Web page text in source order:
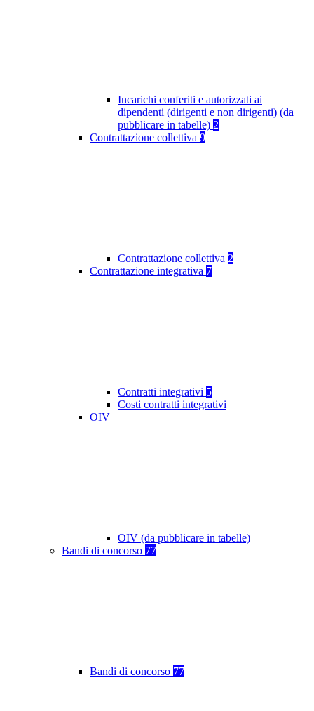
Incarichi conferiti e autorizzati ai
dipendenti (dirigenti e non dirigenti) (da
pubblicare in tabelle) 2
Contrattazione collettiva 9
Contrattazione collettiva 2
Contrattazione integrativa 7
Contratti integrativi 5
Costi contratti integrativi
OIV
OIV (da pubblicare in tabelle)
Bandi di concorso 77
Bandi di concorso 77